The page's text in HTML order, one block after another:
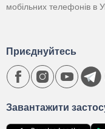
мобільних телефонів в
Завантажити
Приєднуйтесь